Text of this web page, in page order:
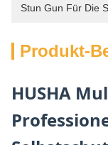
Stun Gun Für Die
Produkt-
HUSHA